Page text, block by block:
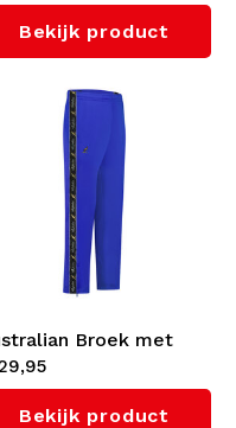
Spring)
Bekijk product
Broek met
bies 3.0
Blue)
Bekijk product